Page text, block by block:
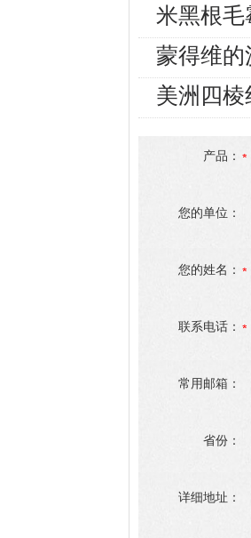
米黑根
蒙得维
美洲四
产品：
您的单位：
您的姓名：
联系电话：
常用邮箱：
省份：
详细地址：